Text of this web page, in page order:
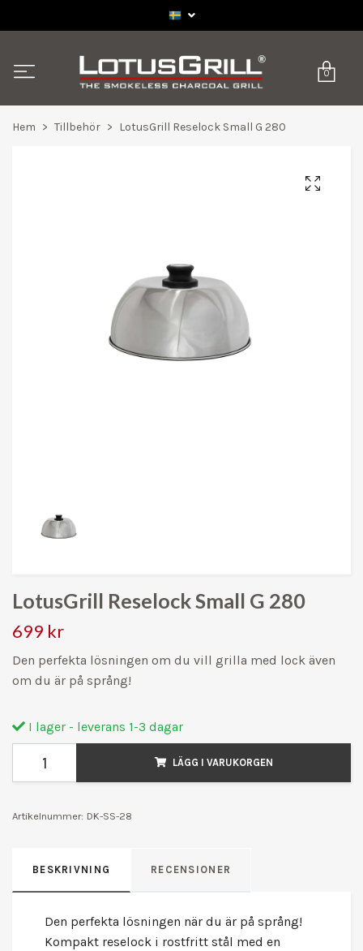
0
Hem Tillbehör LotusGrill Reselock Small G 280
LotusGrill Reselock Small G 280
699 kr
Den perfekta lösningen om du vill grilla med lock även
om du är på språng!
I lager - leverans 1-3 dagar
LÄGG I VARUKORGEN
Artikelnummer: DK-SS-28
BESKRIVNING RECENSIONER
Den perfekta lösningen när du är på språng!
Kompakt reselock i rostfritt stål med en